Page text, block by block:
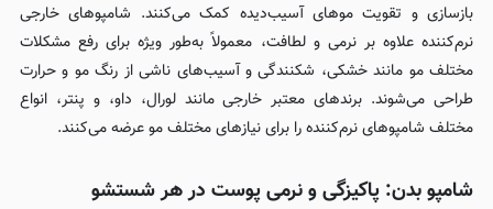
بازسازی و تقویت موهای آسیب‌دیده کمک می‌کنند. شامپوهای خارجی
نرم‌کننده علاوه بر نرمی و لطافت، معمولاً به‌طور ویژه برای رفع مشکلات
مختلف مو مانند خشکی، شکنندگی و آسیب‌های ناشی از رنگ مو و حرارت
طراحی می‌شوند. برندهای معتبر خارجی مانند لورال، داو، و پنتر، انواع
مختلف شامپوهای نرم‌کننده را برای نیازهای مختلف مو عرضه می‌کنند.
شامپو بدن: پاکیزگی و نرمی پوست در هر شستشو